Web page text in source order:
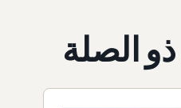
الصلة